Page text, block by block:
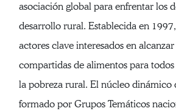
asociación global para enfrentar los
desarrollo rural. Establecida en
actores clave interesados en alcanzar
compartidas de alimentos para
la pobreza rural. El núcleo dinámico
formado por Grupos Temáticos